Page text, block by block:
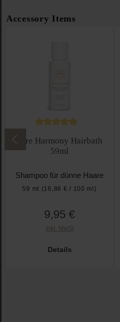
Produktgalerie überspringen
Accessory Items
Durchschnittliche
Pure Harmony Hairbath
59ml
Shampoo für dünne Haare
59 ml (16,86 € / 100 ml)
Regulärer Preis:
9,95 €
Inkl. MwSt
Details